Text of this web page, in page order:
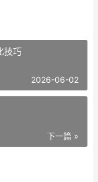
技巧
2026-06-02
下一篇 »